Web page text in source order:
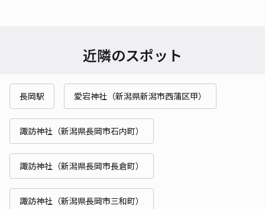
近隣のスポット
長岡駅 愛宕神社（新潟県新潟市西蒲区甲）
諏訪神社（新潟県長岡市石内町）
諏訪神社（新潟県長岡市長倉町）
諏訪神社（新潟県長岡市三和町）